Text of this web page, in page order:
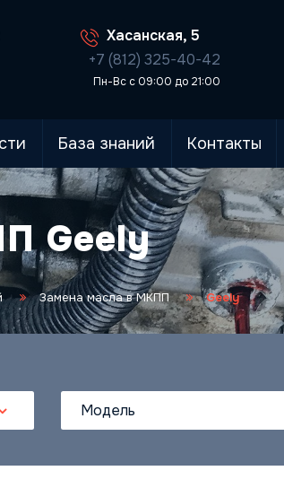
Хасанская, 5
+7 (812) 325-40-42
Пн-Вс с 09:00 до 21:00
База знаний Контакты
Geely
Замена масла в МКПП Geely
Модель